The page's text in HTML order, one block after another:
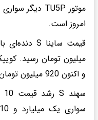
امروز است.
و اکنون 920 میلیون تومان فروخته می‌شود.